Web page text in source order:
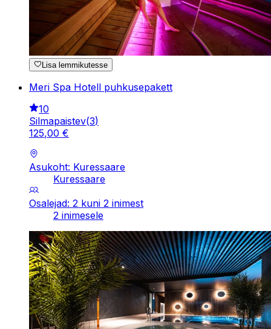
Lisa lemmikutesse
Meri Spa Hotell puhkusepakett
10
Silmapaistev(3)
125,00 €
Asukoht: Kuressaare
Kuressaare
Osalejad: 2 kuni 2 inimest
2 inimesele